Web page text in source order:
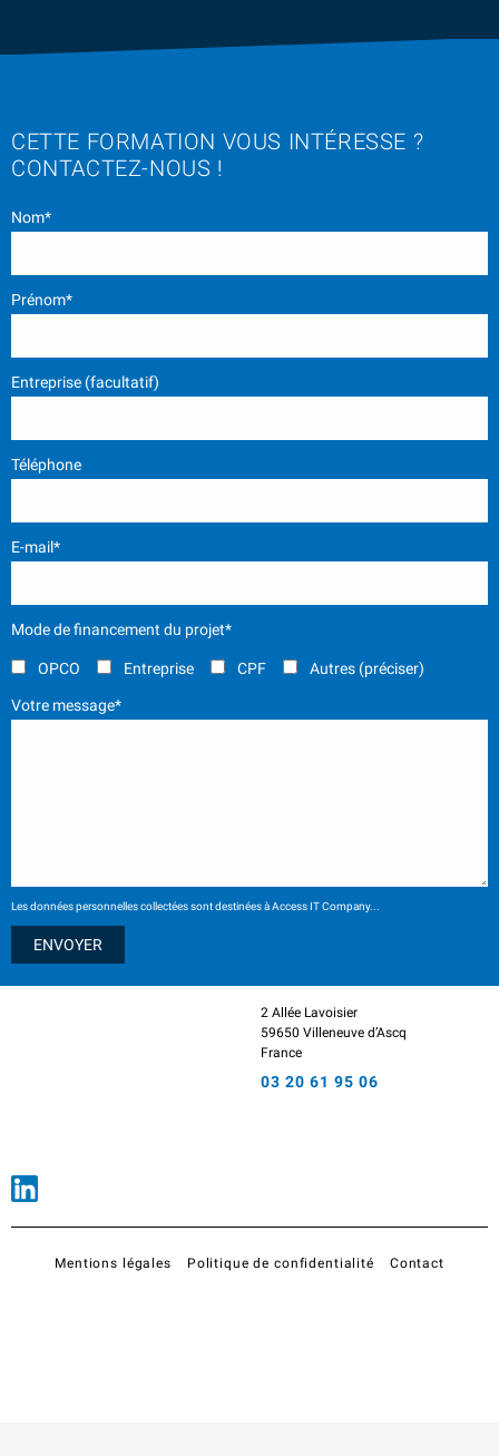
CETTE FORMATION VOUS INTÉRESSE ?
CONTACTEZ-NOUS !
Nom*
Prénom*
Entreprise (facultatif)
Téléphone
E-mail*
Mode de financement du projet*
OPCO Entreprise CPF Autres (préciser)
Votre message*
Les données personnelles collectées sont destinées à Access IT Company...
2 Allée Lavoisier
59650 Villeneuve d’Ascq
France
03 20 61 95 06
Mentions légales Politique de confidentialité Contact